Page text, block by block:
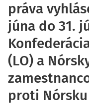
práva
júna do 31.
(LO) a
proti Nórsku